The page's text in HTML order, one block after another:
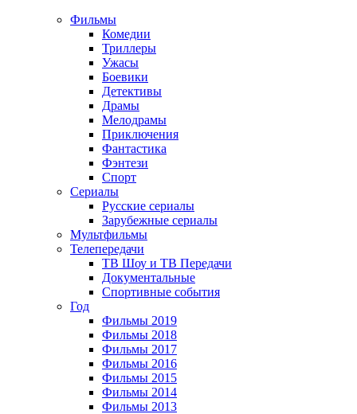
Фильмы
Комедии
Триллеры
Ужасы
Боевики
Детективы
Драмы
Мелодрамы
Приключения
Фантастика
Фэнтези
Спорт
Сериалы
Русские сериалы
Зарубежные сериалы
Мультфильмы
Телепередачи
ТВ Шоу и ТВ Передачи
Документальные
Спортивные события
Год
Фильмы 2019
Фильмы 2018
Фильмы 2017
Фильмы 2016
Фильмы 2015
Фильмы 2014
Фильмы 2013